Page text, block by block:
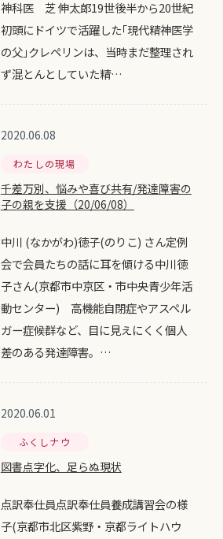
神科医 芝 伸太郎19世後半から20世紀
初頭にドイツで活躍した｢現代精神医学
の父｣クレペリンは、当時まだ整理され
ず混とんとしていた精…
2020.06.08
わたしの現場
千差万別、悩みや喜び共有/発達障害の
子の親を支援（20/06/08）
中川 (なかがわ)徳子(のりこ) さん定例
会で会員たちの話に耳を傾ける中川徳
子さん(京都市中京区・市中央青少年活
動センター) 高機能自閉症やアスペル
ガー症候群など、目に見えにくく個人
差のある発達障害。…
2020.06.01
ふくしナウ
図書点字化、足らぬ現状
点訳奉仕員点訳奉仕員養成講習会の様
子(京都市北区紫野・京都ライトハウ